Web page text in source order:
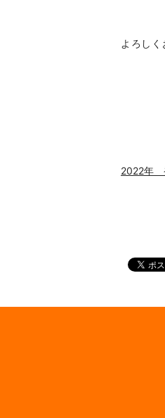
よろしく
2022年